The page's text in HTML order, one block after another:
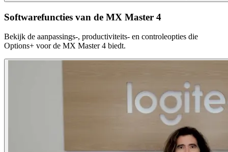
Softwarefuncties van de MX Master 4
Bekijk de aanpassings-, productiviteits- en controleopties die
Options+ voor de MX Master 4 biedt.